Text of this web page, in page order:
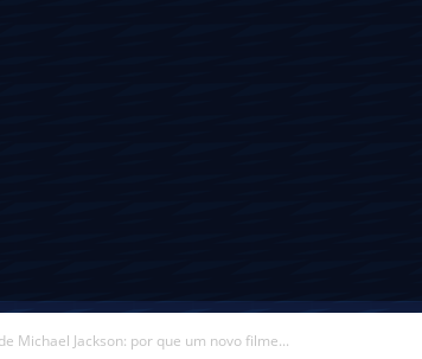
Michael Jackson: por que um novo filme...